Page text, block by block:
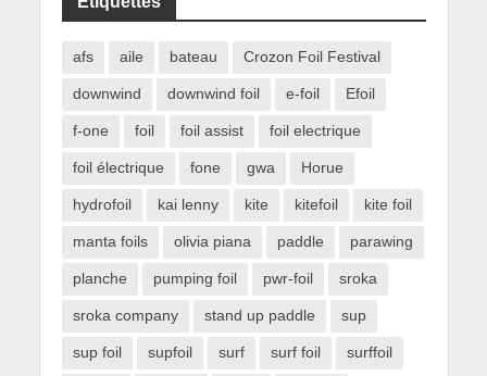
afs aile bateau Crozon Foil Festival
downwind downwind foil e-foil Efoil
f-one foil foil assist foil electrique
foil électrique fone gwa Horue
hydrofoil kai lenny kite kitefoil kite foil
manta foils olivia piana paddle parawing
planche pumping foil pwr-foil sroka
sroka company stand up paddle sup
sup foil supfoil surf surf foil surffoil